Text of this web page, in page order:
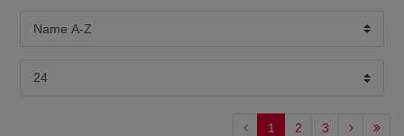
1 2 3